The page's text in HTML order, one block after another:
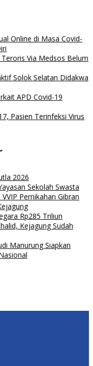
Online di Masa Covid-
Via Medsos Belum
Solok Selatan Didakwa
APD Covid-19
Pasien Terinfeksi Virus
2026
Sekolah Swasta
Pernikahan Gibran
Rp285 Triliun
Kejagung Sudah
Manurung Siapkan